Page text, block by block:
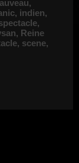
,
, indien,
,
, Reine
, scene,